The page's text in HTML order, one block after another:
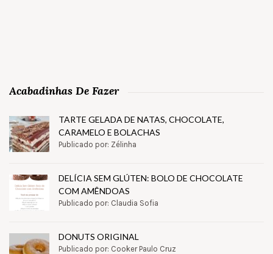
Acabadinhas De Fazer
TARTE GELADA DE NATAS, CHOCOLATE,
CARAMELO E BOLACHAS
Publicado por: Zélinha
DELÍCIA SEM GLÚTEN: BOLO DE CHOCOLATE
COM AMÊNDOAS
Publicado por: Claudia Sofia
DONUTS ORIGINAL
Publicado por: Cooker Paulo Cruz